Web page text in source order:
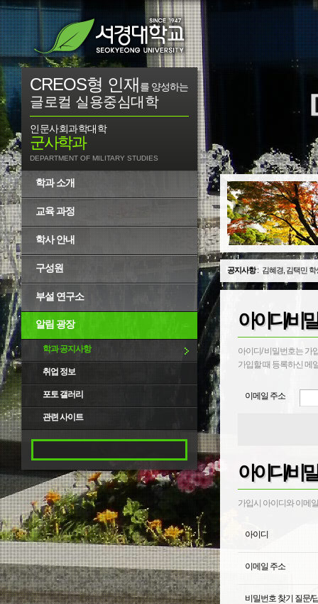
CREOS형 인재 를 양성하는
글로컬 실용중심대학
인문사회과학대학
군사학과
DEPARTMENT OF MILITARY STUDIES
학과 소개
교육 과정
학사 안내
구성원
부설 연구소
알림 광장
학과 공지사항
취업 정보
포토 갤러리
관련 사이트
공지사항: 김혜경, 김택민
아이디/비
아이디/ 비밀번호는 가
가입할 때 등록하신 메
이메일 주소
아이디/비
가입시 아이디와 이메
아이디
이메일 주소
비밀번호 찾기 질문/